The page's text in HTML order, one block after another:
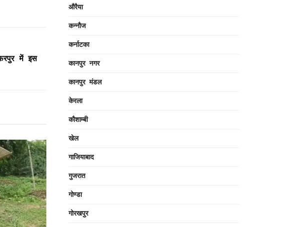
में इस
औरैया
कन्नौज
कर्नाटका
कानपुर नगर
कानपुर मंडल
केरला
कौशाम्बी
खेल
गाजियाबाद
गुजरात
गोण्डा
गोरखपुर